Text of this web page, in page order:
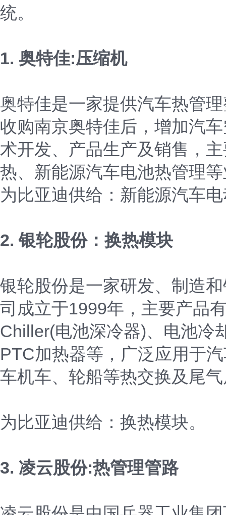
统。
1. 奥特佳:压缩机
奥特佳是一家提供汽车热管
收购南京奥特佳后，增加汽
术开发、产品生产及销售，
热、新能源汽车电池热管理
为比亚迪供给：新能源汽车
2. 银轮股份：换热模块
银轮股份是一家研发、制造
司成立于1999年，主要产品
Chiller(电池深冷器)、电池冷
PTC加热器等，广泛应用于
车机车、轮船等热交换及尾
为比亚迪供给：换热模块。
3. 凌云股份:热管理管路